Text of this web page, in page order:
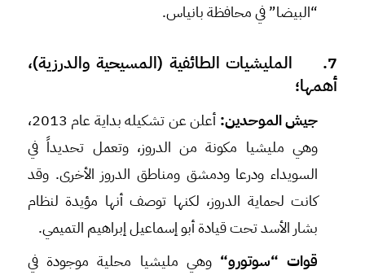
“البيضا” في محافظة بانياس.
7. المليشيات الطائفية (المسيحية والدرزية)،
أهمها؛
جيش الموحدين:
أعلن عن تشكيله بداية عام 2013،
وهي مليشيا مكونة من الدروز، وتعمل تحديداً في
السويداء ودرعا ودمشق ومناطق الدروز الأخرى. وقد
كانت لحماية الدروز، لكنها توصف أنها مؤيدة لنظام
بشار الأسد تحت قيادة أبو إسماعيل إبراهيم التميمي.
قوات “سوتورو“ وهي مليشيا محلية موجودة في